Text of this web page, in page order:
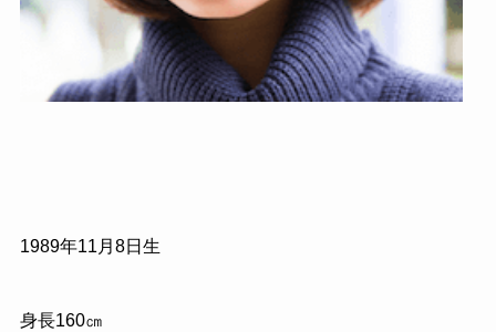
1989年11 月 8日生
身長160㎝